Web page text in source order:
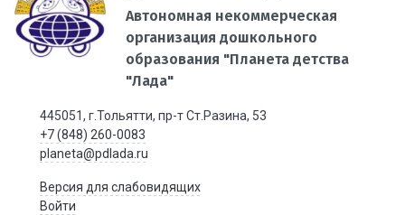
Автономная некоммерческая
организация дошкольного
образования "Планета детства
"Лада"
445051, г.Тольятти, пр-т Ст.Разина, 53
+7 (848) 260-0083
planeta@pdlada.ru
Версия для слабовидящих
Войти